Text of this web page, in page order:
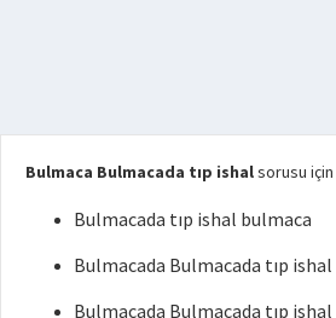
Bulmaca Bulmacada tıp ishalsorusu
Bulmacada tıp ishal bulmaca
Bulmacada Bulmacada tıp
Bulmacada Bulmacada tıp